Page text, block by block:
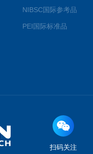
NIBSC国际参考品
PEI国际标准品
扫码关注